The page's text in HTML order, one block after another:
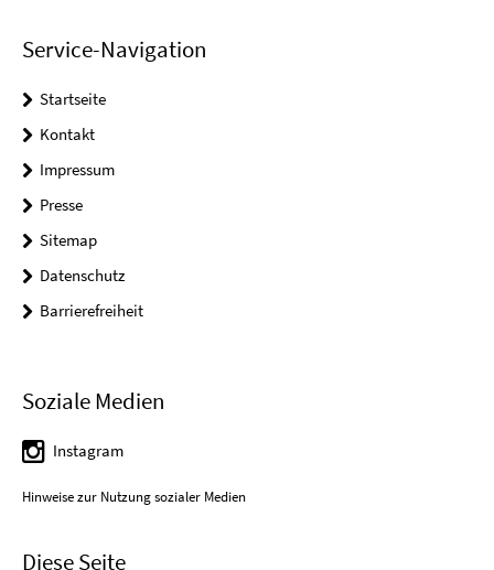
Service-Navigation
Startseite
Kontakt
Impressum
Presse
Sitemap
Datenschutz
Barrierefreiheit
Soziale Medien
Instagram
Hinweise zur Nutzung sozialer Medien
Diese Seite